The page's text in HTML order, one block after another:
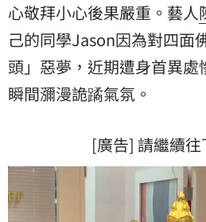
心敬拜小心後果嚴重。藝人
己的同學Jason因為對四面
頭」惡夢，近期遭身首異
瞬間瀰漫詭蹫氣氛。
[廣告] 請繼續